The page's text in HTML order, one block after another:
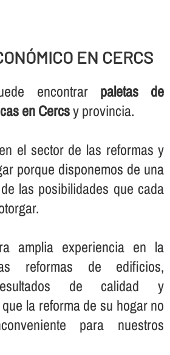
EN CERCS
encontrar paletas de
en Cercsy provincia.
el sector de las reformas y
porque disponemos de una
las posibilidades que cada
amplia experiencia en la
reformas de edificios,
de calidad y
la reforma de su hogar no
para nuestros